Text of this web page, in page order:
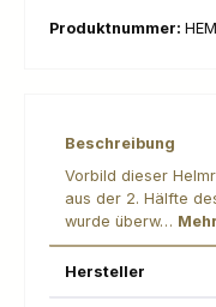
Produktnummer:
Beschreibung
Vorbild dieser
aus der 2. Hälfte
wurde überw… Mehr
Hersteller